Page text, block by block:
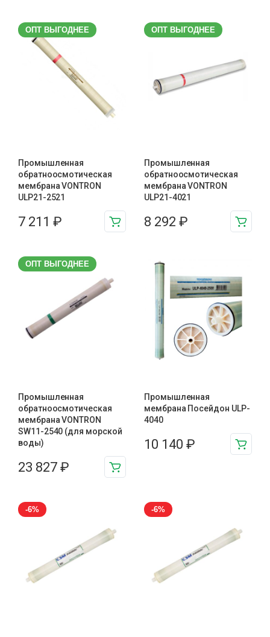
ОПТ ВЫГОДНЕЕ
Промышленная
обратноосмотическая
мембрана VONTRON
ULP21-2521
7 211 ₽
ОПТ ВЫГОДНЕЕ
Промышленная
обратноосмотическая
мембрана VONTRON
ULP21-4021
8 292 ₽
ОПТ ВЫГОДНЕЕ
Промышленная
обратноосмотическая
мембрана VONTRON
SW11-2540 (для морской
воды)
23 827 ₽
Промышленная
мембрана Посейдон ULP-
4040
10 140 ₽
-6% -6%